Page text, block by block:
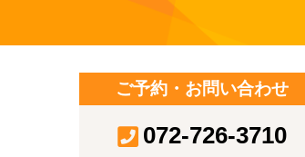
ご予約・お問い合わせ
072-726-3710